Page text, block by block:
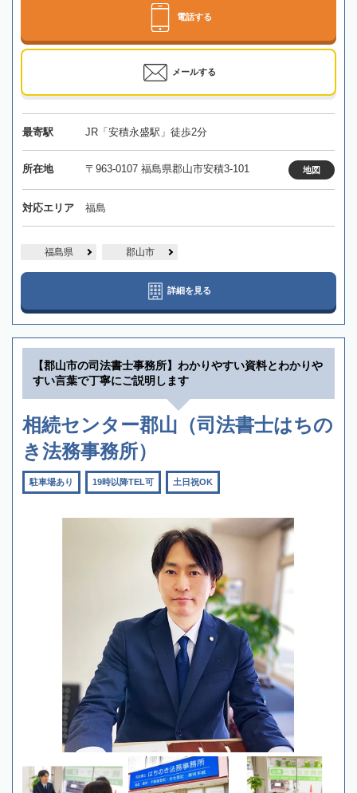
電話する
メールする
最寄駅 JR「安積永盛駅」徒歩2分
所在地 〒963-0107 福島県郡山市安積3-101 地図
対応エリア 福島
福島県 郡山市
詳細を見る
【郡山市の司法書士事務所】わかりやすい資料とわかりや
すい言葉で丁寧にご説明します
相続センター郡山（司法書士はちの
き法務事務所）
駐車場あり 19時以降TEL可 土日祝OK